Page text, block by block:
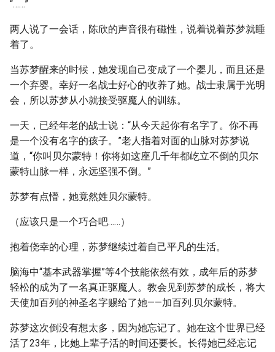
“……”
两人说了一会话，陈欣的声音很有磁性，说着说着苏梦就睡
着了。
当苏梦醒来的时候，她发现自己变成了一个婴儿，而且还是
一个弃婴。幸好一名战士好心的收养了她。战士隶属于光明
会，所以苏梦从小就接受驱魔人的训练。
一天，已经年老的战士说：“从今天起你有名字了。你不再
是一个没有名字的孩子。”老人指着对面的山脉对苏梦说
道，“你叫贝尔蒙特！你将如这座几千年都屹立不倒的贝尔
蒙特山脉一样，永远坚强不倒。”
苏梦有点懵，她竟然姓贝尔蒙特。
（应该只是一个巧合吧……）
抱着侥幸的心理，苏梦继续过着自己平凡的生活。
脑海中“基本武器掌握”等4个技能依然有效，成年后的苏梦
轻松的成为了一名真正驱魔人。教会见到苏梦的成长，将大
天使加百列的神圣名字赐给了她——加百列.贝尔蒙特。
苏梦这次倒没有想太多，因为她忘记了。她在这个世界已经
活了23年，比她上辈子活的时间还要长。长得她已经忘记